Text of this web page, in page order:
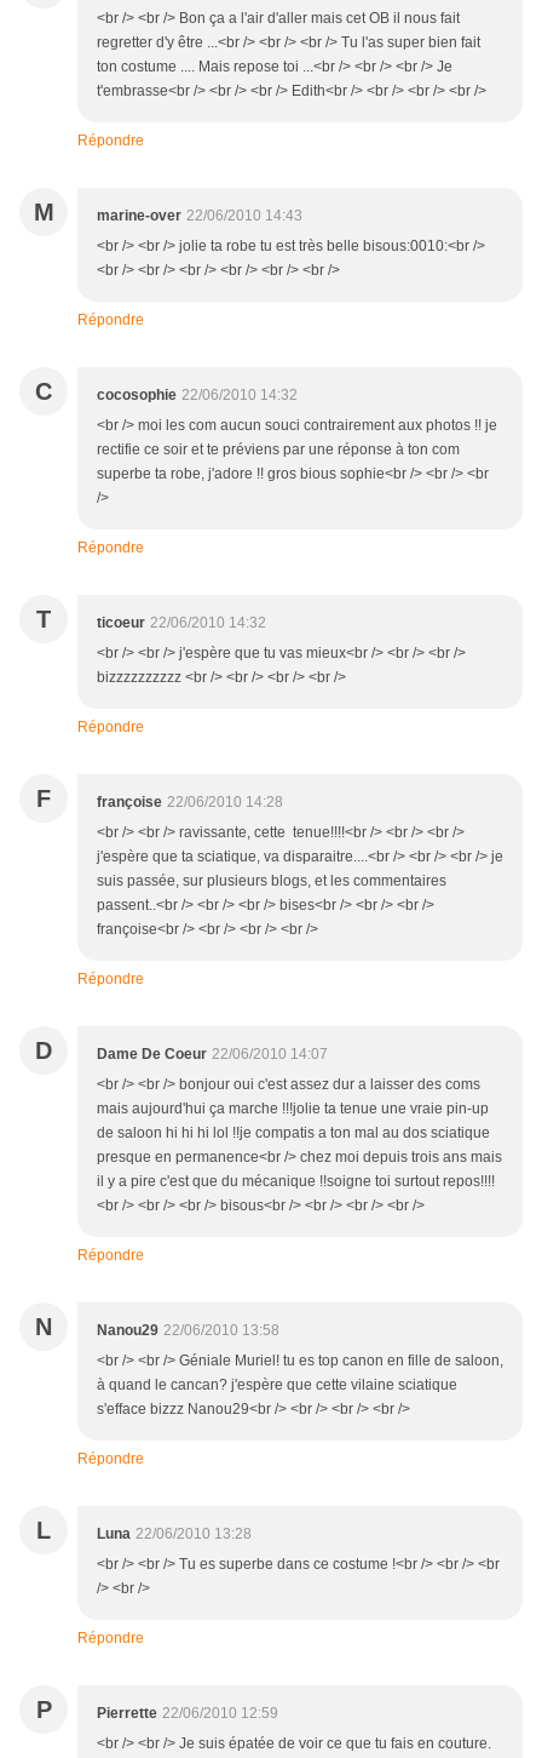
<br /> <br /> Bon ça a l'air d'aller mais cet OB il nous fait
regretter d'y être ...<br /> <br /> <br /> Tu l'as super bien fait
ton costume .... Mais repose toi ...<br /> <br /> <br /> Je
t'embrasse<br /> <br /> <br /> Edith<br /> <br /> <br /> <br />
Répondre
M marine-over 22/06/2010 14:43
<br /> <br /> jolie ta robe tu est très belle bisous:0010:<br />
<br /> <br /> <br /> <br /> <br /> <br />
Répondre
C cocosophie 22/06/2010 14:32
<br /> moi les com aucun souci contrairement aux photos !! je
rectifie ce soir et te préviens par une réponse à ton com
superbe ta robe, j'adore !! gros bious sophie<br /> <br /> <br
/>
Répondre
T ticoeur 22/06/2010 14:32
<br /> <br /> j'espère que tu vas mieux<br /> <br /> <br />
bizzzzzzzzzz <br /> <br /> <br /> <br />
Répondre
F françoise 22/06/2010 14:28
<br /> <br /> ravissante, cette tenue!!!!<br /> <br /> <br />
j'espère que ta sciatique, va disparaitre....<br /> <br /> <br /> je
suis passée, sur plusieurs blogs, et les commentaires
passent..<br /> <br /> <br /> bises<br /> <br /> <br />
françoise<br /> <br /> <br /> <br />
Répondre
D Dame De Coeur 22/06/2010 14:07
<br /> <br /> bonjour oui c'est assez dur a laisser des coms
mais aujourd'hui ça marche !!!jolie ta tenue une vraie pin-up
de saloon hi hi hi lol !!je compatis a ton mal au dos sciatique
presque en permanence<br /> chez moi depuis trois ans mais
il y a pire c'est que du mécanique !!soigne toi surtout repos!!!!
<br /> <br /> <br /> bisous<br /> <br /> <br /> <br />
Répondre
N Nanou29 22/06/2010 13:58
<br /> <br /> Géniale Muriel! tu es top canon en fille de saloon,
à quand le cancan? j'espère que cette vilaine sciatique
s'efface bizzz Nanou29<br /> <br /> <br /> <br />
Répondre
L Luna 22/06/2010 13:28
<br /> <br /> Tu es superbe dans ce costume !<br /> <br /> <br
/> <br />
Répondre
P Pierrette 22/06/2010 12:59
<br /> <br /> Je suis épatée de voir ce que tu fais en couture.